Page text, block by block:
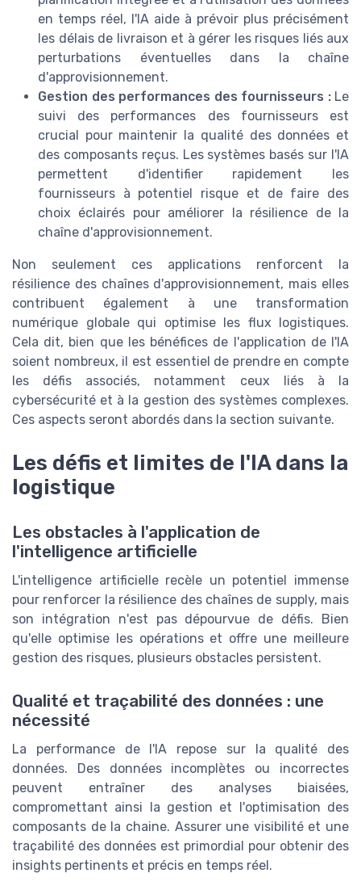
en temps réel, l'IA aide à prévoir plus précisément
les délais de livraison et à gérer les risques liés aux
perturbations éventuelles dans la chaîne
d'approvisionnement.
Gestion des performances des fournisseurs : Le
suivi des performances des fournisseurs est
crucial pour maintenir la qualité des données et
des composants reçus. Les systèmes basés sur l'IA
permettent d'identifier rapidement les
fournisseurs à potentiel risque et de faire des
choix éclairés pour améliorer la résilience de la
chaîne d'approvisionnement.
Non seulement ces applications renforcent la
résilience des chaînes d'approvisionnement, mais elles
contribuent également à une transformation
numérique globale qui optimise les flux logistiques.
Cela dit, bien que les bénéfices de l'application de l'IA
soient nombreux, il est essentiel de prendre en compte
les défis associés, notamment ceux liés à la
cybersécurité et à la gestion des systèmes complexes.
Ces aspects seront abordés dans la section suivante.
Les défis et limites de l'IA dans la
logistique
Les obstacles à l'application de
l'intelligence artificielle
L'intelligence artificielle recèle un potentiel immense
pour renforcer la résilience des chaînes de supply, mais
son intégration n'est pas dépourvue de défis. Bien
qu'elle optimise les opérations et offre une meilleure
gestion des risques, plusieurs obstacles persistent.
Qualité et traçabilité des données : une
nécessité
La performance de l'IA repose sur la qualité des
données. Des données incomplètes ou incorrectes
peuvent entraîner des analyses biaisées,
compromettant ainsi la gestion et l'optimisation des
composants de la chaine. Assurer une visibilité et une
traçabilité des données est primordial pour obtenir des
insights pertinents et précis en temps réel.